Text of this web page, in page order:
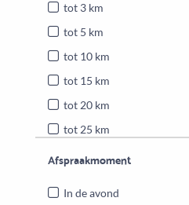
tot 3 km
tot 5 km
tot 10 km
tot 15 km
tot 20 km
tot 25 km
Heel Nederland
Afspraakmoment
In de avond